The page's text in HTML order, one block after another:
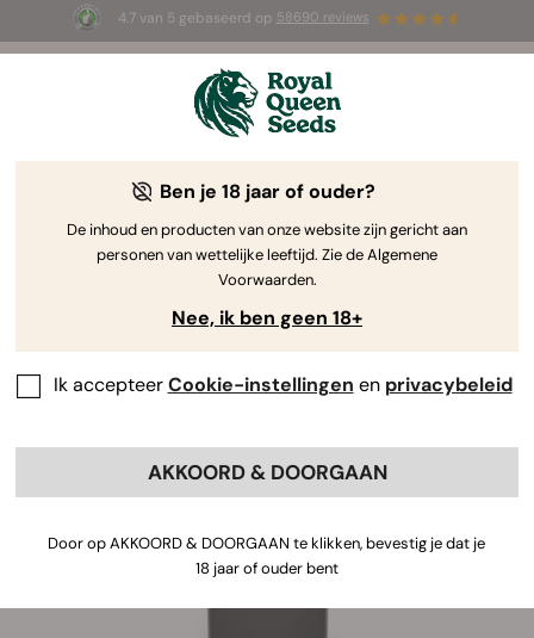
4.7 van 5 gebaseerd op 58690 reviews
3 White Widow Auto zaadjesGRATIS voor de
Ben je 18 jaar of ouder?
De inhoud en producten van onze website zijn gericht aan
personen van wettelijke leeftijd. Zie de Algemene
Voorwaarden.
Nee, ik ben geen 18+
Ik accepteerCookie-instellingen en privacybeleid
AKKOORD & DOORGAAN
Door op AKKOORD & DOORGAAN te klikken, bevestig je dat je
18 jaar of ouder bent